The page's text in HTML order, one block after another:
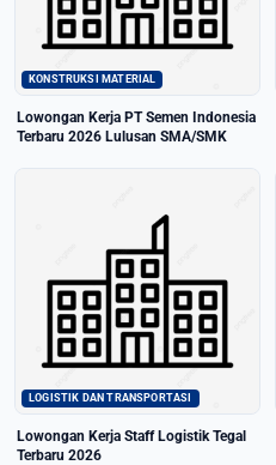
KONSTRUKSI MATERIAL
Lowongan Kerja PT Semen Indonesia
Terbaru 2026 Lulusan SMA/SMK
LOGISTIK DAN TRANSPORTASI
Lowongan Kerja Staff Logistik Tegal
Terbaru 2026